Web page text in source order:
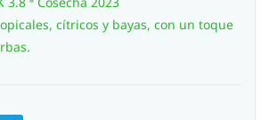
cítricos y bayas, con un toque